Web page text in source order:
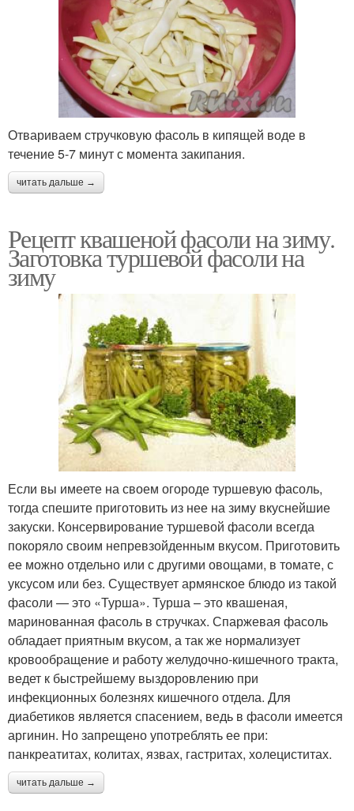
Отвариваем стручковую фасоль в кипящей воде в
течение 5-7 минут с момента закипания.
читать дальше →
Рецепт квашеной фасоли на зиму.
Заготовка туршевой фасоли на
зиму
Если вы имеете на своем огороде туршевую фасоль,
тогда спешите приготовить из нее на зиму вкуснейшие
закуски. Консервирование туршевой фасоли всегда
покоряло своим непревзойденным вкусом. Приготовить
ее можно отдельно или с другими овощами, в томате, с
уксусом или без. Существует армянское блюдо из такой
фасоли — это «Турша». Турша – это квашеная,
маринованная фасоль в стручках. Спаржевая фасоль
обладает приятным вкусом, а так же нормализует
кровообращение и работу желудочно-кишечного тракта,
ведет к быстрейшему выздоровлению при
инфекционных болезнях кишечного отдела. Для
диабетиков является спасением, ведь в фасоли имеется
аргинин. Но запрещено употреблять ее при:
панкреатитах, колитах, язвах, гастритах, холециститах.
читать дальше →